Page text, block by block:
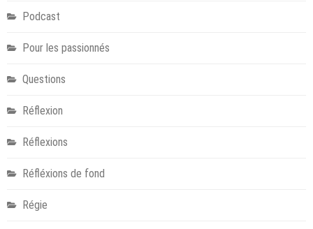
Podcast
Pour les passionnés
Questions
Réflexion
Réflexions
Réfléxions de fond
Régie